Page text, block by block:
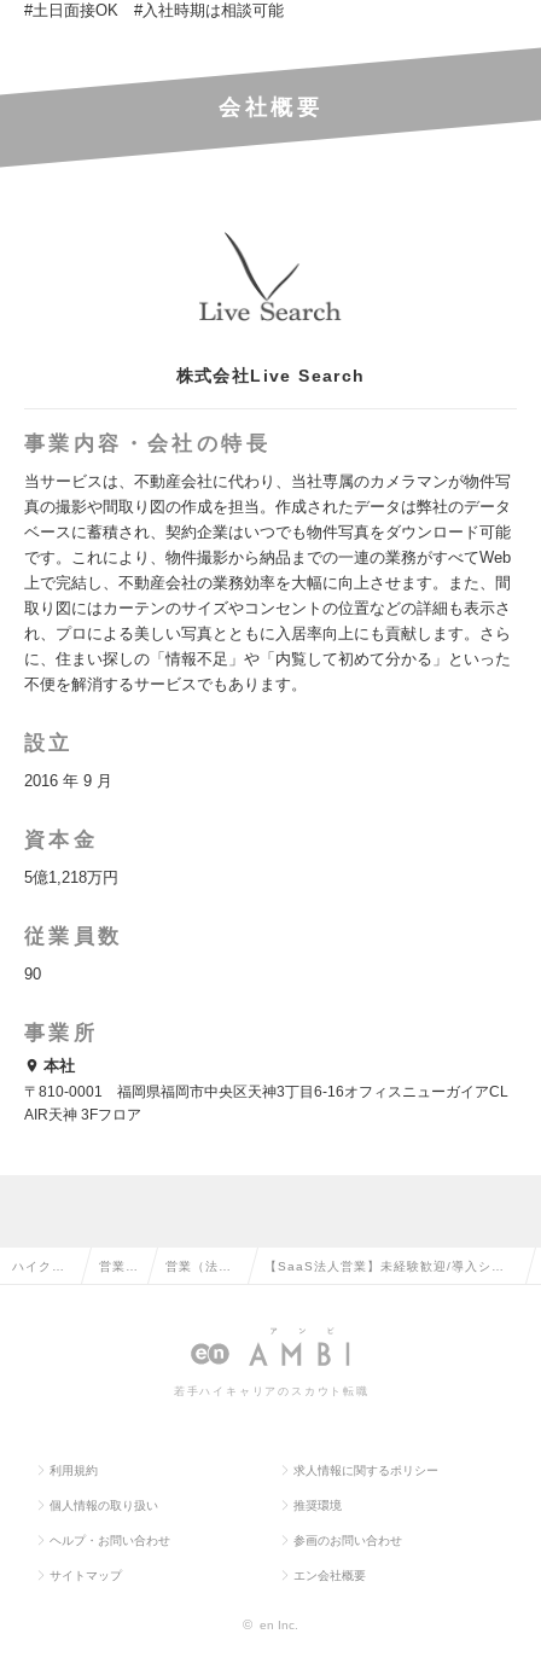
#土日面接OK #入社時期は相談可能
会社概要
株式会社Live Search
事業内容・会社の特長
当サービスは、不動産会社に代わり、当社専属のカメラマンが物件写
真の撮影や間取り図の作成を担当。作成されたデータは弊社のデータ
ベースに蓄積され、契約企業はいつでも物件写真をダウンロード可能
です。これにより、物件撮影から納品までの一連の業務がすべてWeb
上で完結し、不動産会社の業務効率を大幅に向上させます。また、間
取り図にはカーテンのサイズやコンセントの位置などの詳細も表示さ
れ、プロによる美しい写真とともに入居率向上にも貢献します。さら
に、住まい探しの「情報不足」や「内覧して初めて分かる」といった
不便を解消するサービスでもあります。
設立
2016 年 9 月
資本金
5億1,218万円
従業員数
90
事業所
本社
〒810-0001 福岡県福岡市中央区天神3丁目6-16オフィスニューガイアCL
AIR天神 3Fフロア
ハイクラ 営業系 営業（法人 【SaaS法人営業】未経験歓迎/導入シェ
若手ハイキャリアのスカウト転職
利用規約 求人情報に関するポリシー
個人情報の取り扱い 推奨環境
ヘルプ・お問い合わせ 参画のお問い合わせ
サイトマップ エン会社概要
© en Inc.